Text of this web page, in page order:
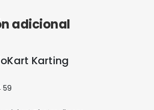
adicional
Karting
59